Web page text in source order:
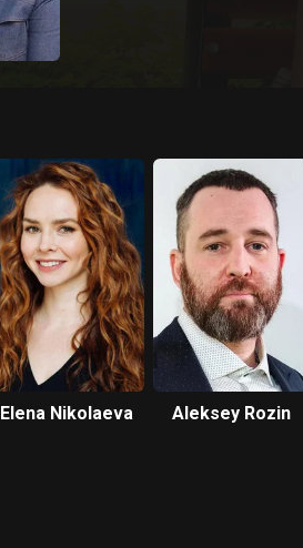
Elena Nikolaeva Aleksey Rozin